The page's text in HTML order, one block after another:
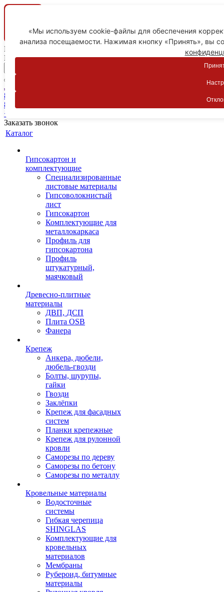
Ваш город
Пятигорск
Личный кабинет
8-800-775-59-89
8-800-775-59-89
+7 918 754-83-77
Заказать звонок
Каталог
Гипсокартон и
комплектующие
Специализированные
листовые материалы
Гипсоволокнистый
лист
Гипсокартон
Комплектующие для
металлокаркаса
Профиль для
гипсокартона
Профиль
штукатурный,
маячковый
Древесно-плитные
материалы
ДВП, ДСП
Плита OSB
Фанера
Крепеж
Анкера, дюбели,
дюбель-гвозди
Болты, шурупы,
гайки
Гвозди
Заклёпки
Крепеж для фасадных
систем
Планки крепежные
Крепеж для рулонной
кровли
Саморезы по дереву
Саморезы по бетону
Саморезы по металлу
Кровельные материалы
Водосточные
системы
Гибкая черепица
SHINGLAS
Комплектующие для
кровельных
материалов
Мембраны
Рубероид, битумные
материалы
«Мы используем cookie-файлы для обеспечения
анализа посещаемости. Нажимая кнопку «Принять», вы